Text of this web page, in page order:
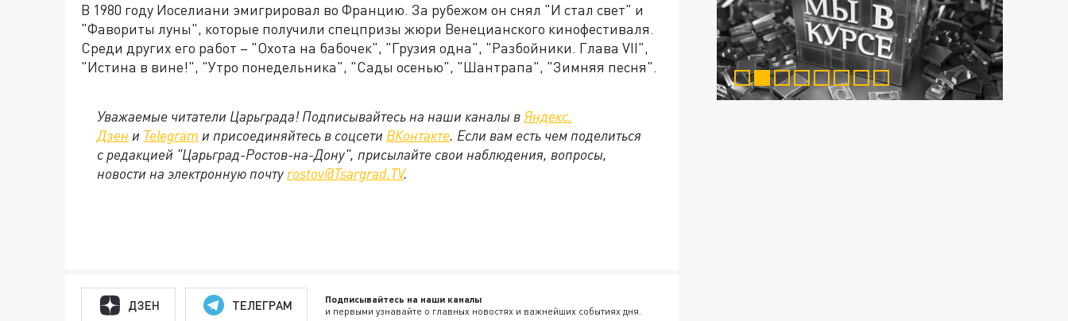
В 1980 году Иоселиани эмигрировал во Францию. За рубежом он снял "И стал свет" и
"Фавориты луны", которые получили спецпризы жюри Венецианского кинофестиваля.
Среди других его работ – "Охота на бабочек", "Грузия одна", "Разбойники. Глава VII",
"Истина в вине!", "Утро понедельника", "Сады осенью", "Шантрапа", "Зимняя песня".
Уважаемые читатели Царьграда! Подписывайтесь на наши каналы вЯндекс.
Дзен и Telegram и присоединяйтесь в соцсети ВКонтакте. Если вам есть чем поделиться
с редакцией "Царьград-Ростов-на-Дону", присылайте свои наблюдения, вопросы,
новости на электронную почту rostov@Tsargrad.ТV.
ДЗЕН ТЕЛЕГРАМ Подписывайтесь на наши каналы
и первыми узнавайте о главных новостях и важнейших событиях дня.